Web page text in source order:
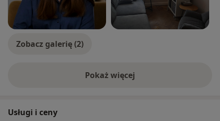
Zobacz galerię (2)
Pokaż więcejo doświadczeniu
Usługi i ceny